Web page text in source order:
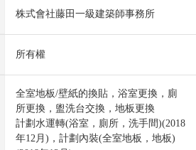
株式會社藤田一級建築師事務所
所有權
全室地板/壁紙的換貼，浴室更換，廁
所更換，盥洗台交換，地板更換
計劃水運轉(浴室，廁所，洗手間)(2018
年12月)，計劃內裝(全室地板，地板)